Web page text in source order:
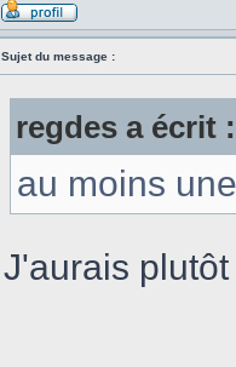
Sujet du message :
regdes a écrit :
au moins
J'aurais